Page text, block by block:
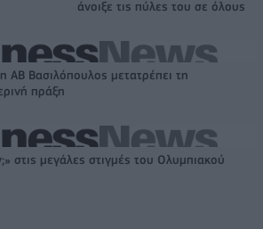
άνοιξε τις πύλες του σε όλους
ΑΒ Βασιλόπουλος μετατρέπει τη
πράξη
στις μεγάλες στιγμές του Ολυμπιακού